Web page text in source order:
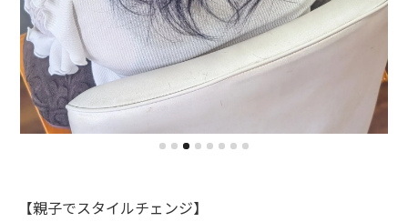
【親子でスタイルチェンジ】